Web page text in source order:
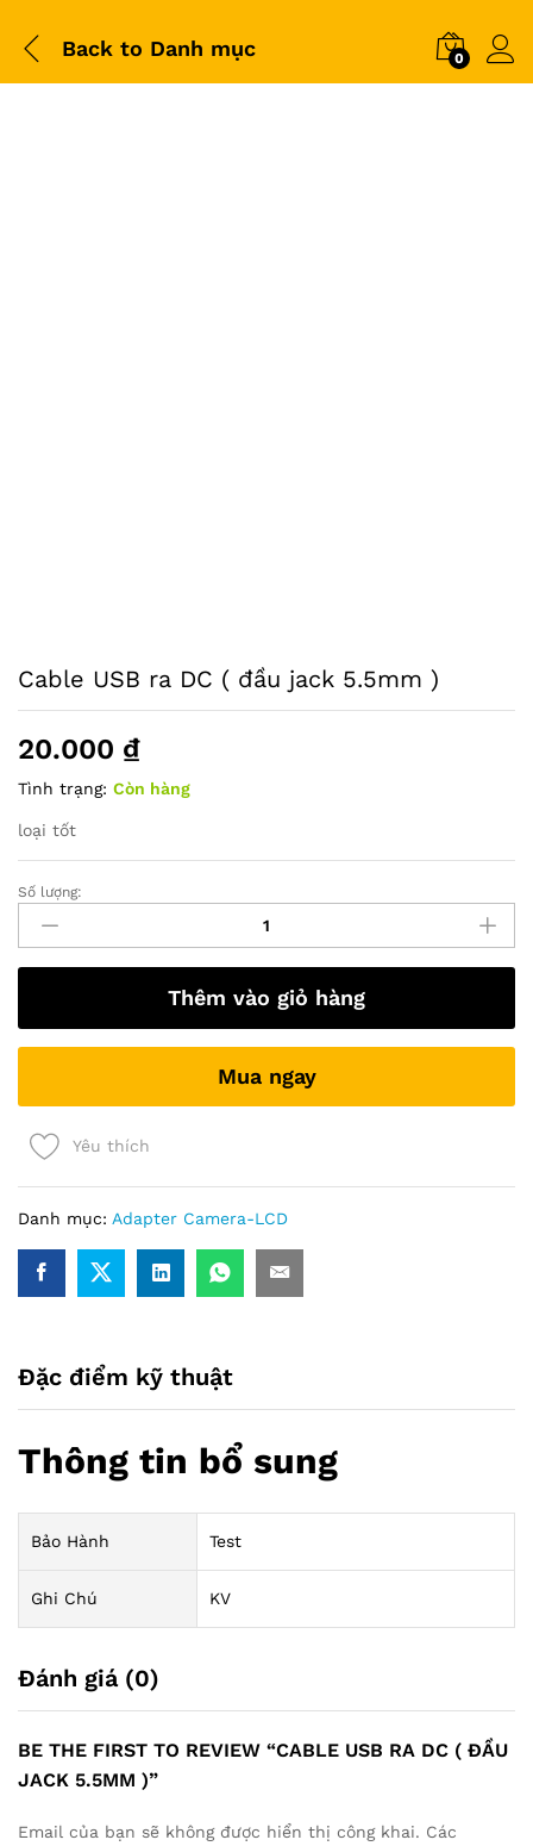
Back to Danh mục 0
Cable USB ra DC ( đầu jack 5.5mm )
20.000 ₫
Tình trạng: Còn hàng
loại tốt
Cable
USB
ra
DC
đầu
jack
)
quantity
Số lượng:
Thêm vào giỏ hàng
Mua ngay
Yêu thích
Danh mục: Adapter Camera-LCD
Đặc điểm kỹ thuật
Thông tin bổ sung
Bảo Hành Test
Ghi Chú KV
Đánh giá (0)
BE THE FIRST TO REVIEW “CABLE USB RA DC ( ĐẦU
JACK 5.5MM )”
Email của bạn sẽ không được hiển thị công khai. Các